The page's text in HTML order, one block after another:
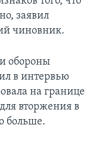
заявил
чиновник.
обороны
в интервью
на границе
вторжения в
больше.